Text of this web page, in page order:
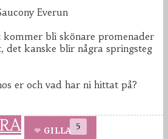
Everun
bli skönare promenader
det kanske blir några springsteg
er och vad har ni hittat på?
5
GILLA